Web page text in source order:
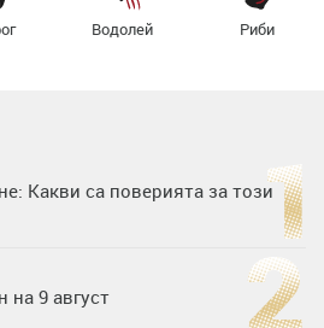
Водолей Риби
Какви са поверията за този
на 9 август